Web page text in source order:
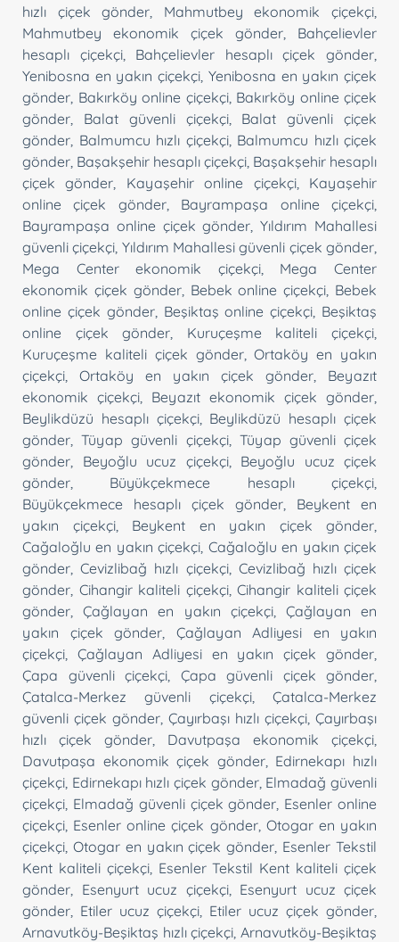
hızlı çiçek gönder
Mahmutbey ekonomik çiçekçi
Mahmutbey ekonomik çiçek gönder
Bahçelievler
hesaplı çiçekçi, Bahçelievler hesaplı çiçek gönder
Yenibosna en yakın çiçekçi Yenibosna en yakın çiçek
gönder Bakırköy online çiçekçi, Bakırköy online çiçek
gönder
Balat güvenli çiçekçi, Balat güvenli çiçek
gönder Balmumcu hızlı çiçekçi, Balmumcu hızlı çiçek
gönder Başakşehir hesaplı çiçekçi Başakşehir hesaplı
çiçek gönder
Kayaşehir online çiçekçi, Kayaşehir
online çiçek gönder, Bayrampaşa online çiçekçi
Bayrampaşa online çiçek gönder ,Yıldırım Mahallesi
güvenli çiçekçi Yıldırım Mahallesi güvenli çiçek gönder
Mega Center ekonomik çiçekçi, Mega Center
ekonomik çiçek gönder, Bebek online çiçekçi Bebek
online çiçek gönder, Beşiktaş online çiçekçi Beşiktaş
online çiçek gönder
Kuruçeşme kaliteli çiçekçi
Kuruçeşme kaliteli çiçek gönder,Ortaköy en yakın
çiçekçi
Ortaköy en yakın çiçek gönder
Beyazıt
ekonomik çiçekçi
Beyazıt ekonomik çiçek gönder
Beylikdüzü hesaplı çiçekçi, Beylikdüzü hesaplı çiçek
gönder ,Tüyap güvenli çiçekçi, Tüyap güvenli çiçek
gönder
Beyoğlu ucuz çiçekçi, Beyoğlu ucuz çiçek
gönder
Büyükçekmece hesaplı çiçekçi
Büyükçekmece hesaplı çiçek gönder
Beykent en
yakın çiçekçi, Beykent en yakın çiçek gönder
Cağaloğlu en yakın çiçekçi Cağaloğlu en yakın çiçek
gönder ,Cevizlibağ hızlı çiçekçi, Cevizlibağ hızlı çiçek
gönder Cihangir kaliteli çiçekçi, Cihangir kaliteli çiçek
gönder ,Çağlayan en yakın çiçekçi, Çağlayan en
yakın çiçek gönder
Çağlayan Adliyesi en yakın
çiçekçi
Çağlayan Adliyesi en yakın çiçek gönder
Çapa güvenli çiçekçi
Çapa güvenli çiçek gönder
Çatalca-Merkez güvenli çiçekçi,Çatalca-Merkez
güvenli çiçek gönder Çayırbaşı hızlı çiçekçi Çayırbaşı
hızlı çiçek gönder
Davutpaşa ekonomik çiçekçi
Davutpaşa ekonomik çiçek gönder, Edirnekapı hızlı
çiçekçi Edirnekapı hızlı çiçek gönder, Elmadağ güvenli
çiçekçi Elmadağ güvenli çiçek gönder Esenler online
çiçekçi Esenler online çiçek gönder, Otogar en yakın
çiçekçi Otogar en yakın çiçek gönder Esenler Tekstil
Kent kaliteli çiçekçi, Esenler Tekstil Kent kaliteli çiçek
gönder
Esenyurt ucuz çiçekçi, Esenyurt ucuz çiçek
gönder Etiler ucuz çiçekçi Etiler ucuz çiçek gönder
Arnavutköy-Beşiktaş hızlı çiçekçi ,Arnavutköy-Beşiktaş